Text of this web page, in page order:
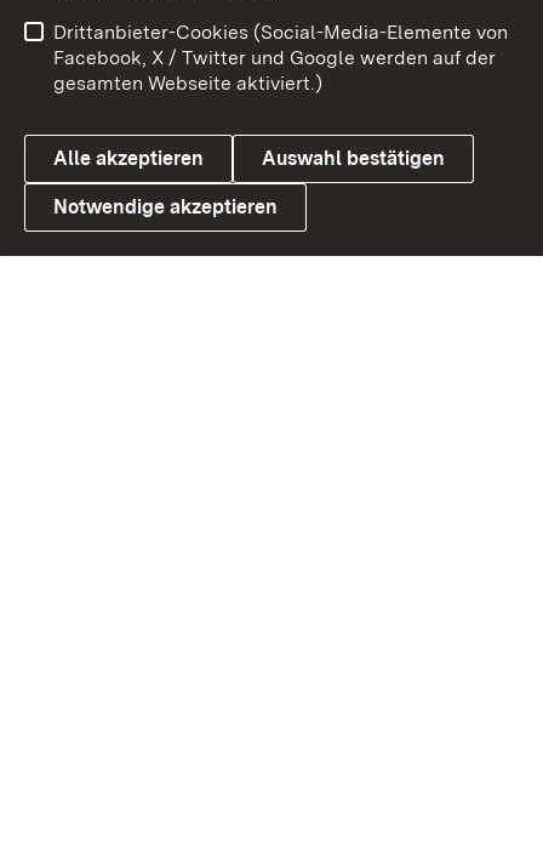
Link zum Landesportal
Benutzungshinweise
Barrierefreiheit
Datenschutz
Cookies
Drittanbieter-Cookies (Social-Media-Elemente von
Facebook, X / Twitter und Google werden auf der
gesamten Webseite aktiviert.)
Alle akzeptieren Auswahl bestätigen
Notwendige akzeptieren